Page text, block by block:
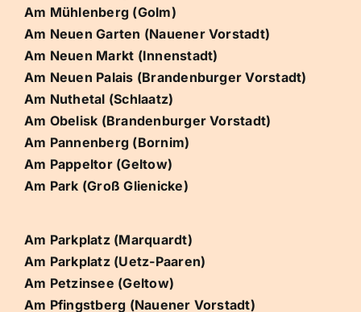
Am Mühlenberg (Golm)
Am Neuen Garten (Nauener Vorstadt)
Am Neuen Markt (Innenstadt)
Am Neuen Palais (Brandenburger Vorstadt)
Am Nuthetal (Schlaatz)
Am Obelisk (Brandenburger Vorstadt)
Am Pannenberg (Bornim)
Am Pappeltor (Geltow)
Am Park (Groß Glienicke)
Am Parkplatz (Marquardt)
Am Parkplatz (Uetz-Paaren)
Am Petzinsee (Geltow)
Am Pfingstberg (Nauener Vorstadt)